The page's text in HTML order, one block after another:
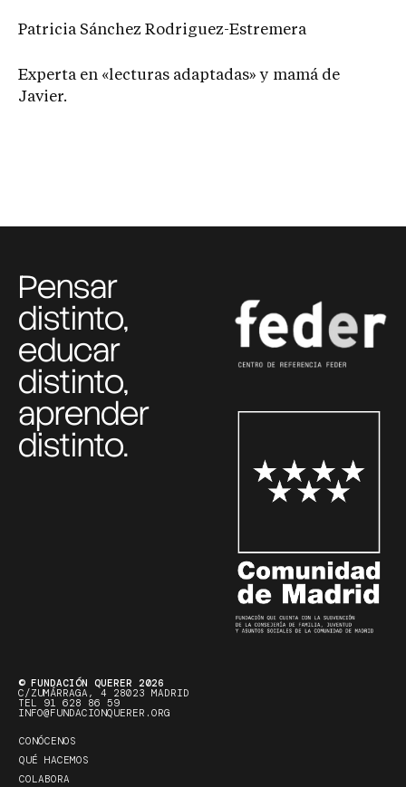
Patricia Sánchez Rodriguez-Estremera
Experta en «lecturas adaptadas» y mamá de
Javier.
Pensar
distinto,
educar
distinto,
aprender
distinto.
© FUNDACIÓN QUERER 2026
C/ZUMÁRRAGA, 4 28023 MADRID
TEL 91 628 86 59
INFO@FUNDACIONQUERER.ORG
CONÓCENOS
QUÉ HACEMOS
COLABORA